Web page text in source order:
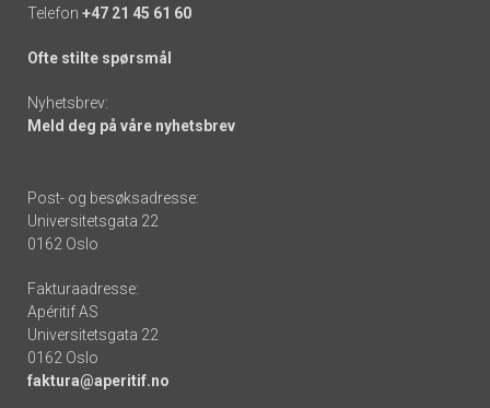
Telefon +47 21 45 61 60
Ofte stilte spørsmål
Nyhetsbrev:
Meld deg på våre nyhetsbrev
Post- og besøksadresse:
Universitetsgata 22
0162 Oslo
Fakturaadresse:
Apéritif AS
Universitetsgata 22
0162 Oslo
faktura@aperitif.no